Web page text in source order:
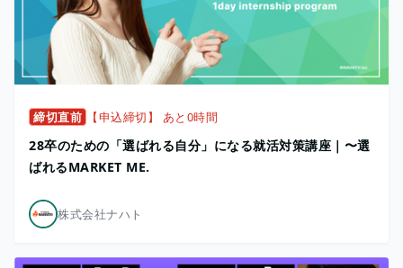
締切直前 【申込締切】 あと0時間
28卒のための「選ばれる自分」になる就活対策講座｜〜選
ばれるMARKET ME.
株式会社ナハト